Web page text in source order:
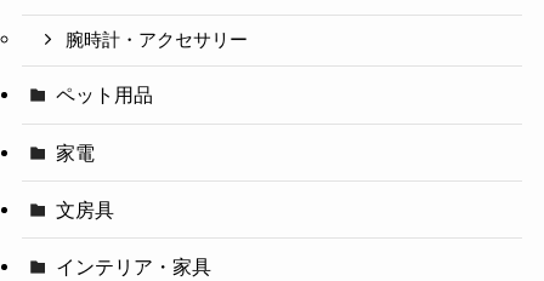
腕時計・アクセサリー
ペット用品
家電
文房具
インテリア・家具